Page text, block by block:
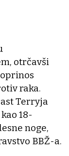
otrčavši
raka.
Terryja
18-
noge,
BBŽ-a.